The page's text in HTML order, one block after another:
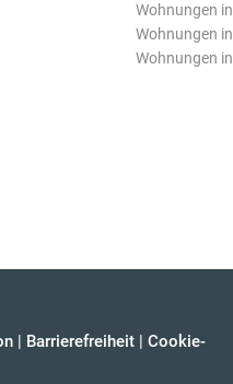
Wohnungen
Wohnungen
Wohnungen
| Barrierefreiheit | Cookie-